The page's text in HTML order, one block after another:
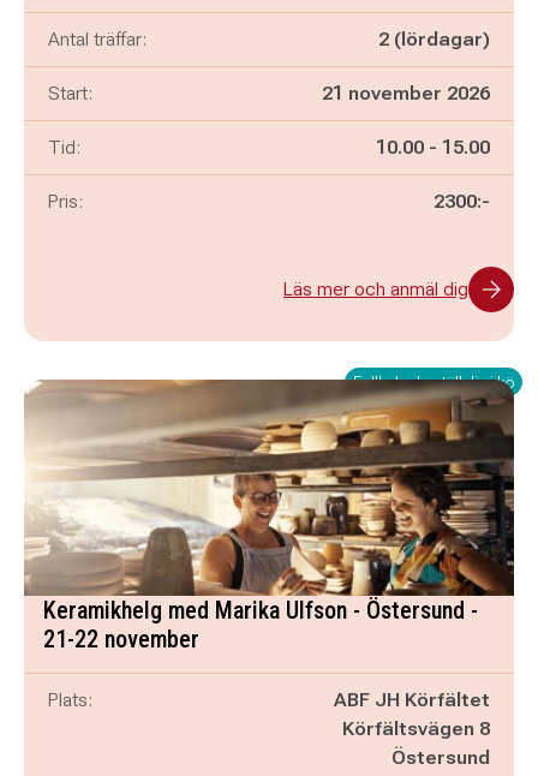
Antal träffar: 2 (lördagar)
Start: 21 november 2026
Tid: Pågår mellan
10.00 - och
15.00
Pris: 2300:-
Läs mer och anmäl dig
Fullbokad - ställ dig i kö
Keramikhelg med Marika Ulfson - Östersund -
21-22 november
Plats:
ABF JH Körfältet
Körfältsvägen 8
Östersund